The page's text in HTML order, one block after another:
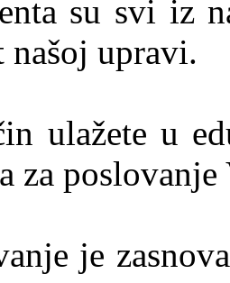
su svi iz
upravi.
ulažete u
za poslovanje
je